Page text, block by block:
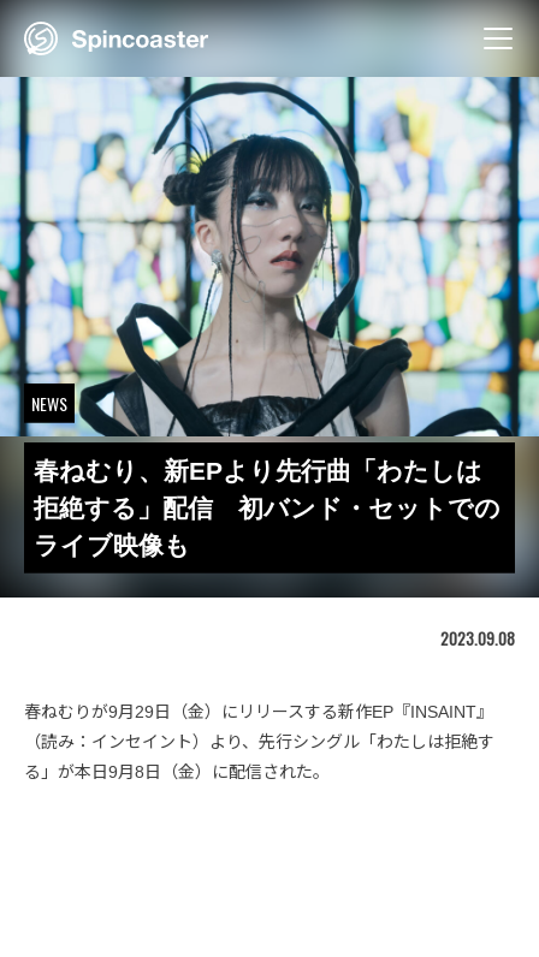
Skip
NEWS
春ねむり、新EPより先行曲「わたしは
拒絶する」配信 初バンド・セットでの
ライブ映像も
2023.09.08
春ねむりが9月29日（金）にリリースする新作EP『INSAINT』
（読み：インセイント）より、先行シングル「わたしは拒絶す
る」が本日9月8日（金）に配信された。